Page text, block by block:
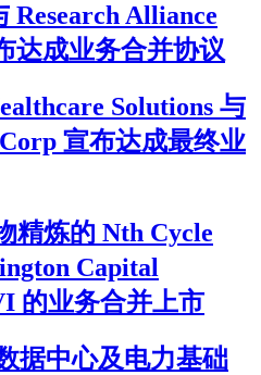
Alliance
达成业务合并协议
Solutions 与
宣布达成最终业
精炼的 Nth Cycle
Capital
的业务合并上市
据中心及电力基础